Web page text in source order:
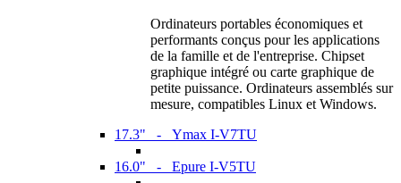
Ordinateurs portables économiques et
performants conçus pour les applications
de la famille et de l'entreprise. Chipset
graphique intégré ou carte graphique de
petite puissance. Ordinateurs assemblés sur
mesure, compatibles Linux et Windows.
17.3" - Ymax I-V7TU
16.0" - Epure I-V5TU